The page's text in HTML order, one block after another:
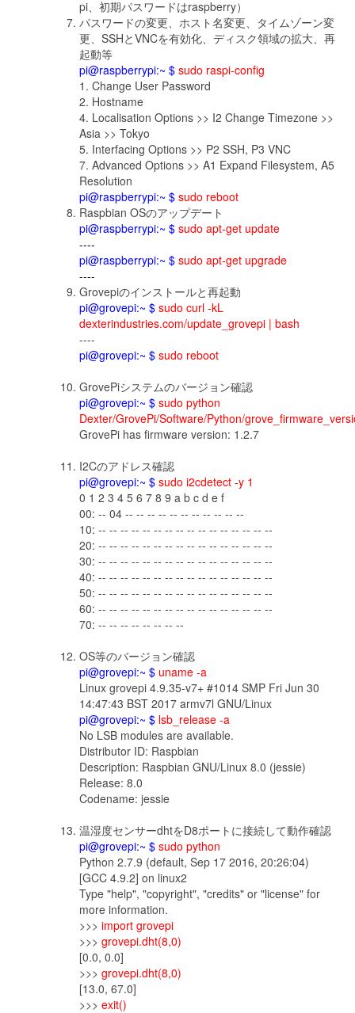
pi、初期パスワードはraspberry）
パスワードの変更、ホスト名変更、タイムゾーン変
更、SSHとVNCを有効化、ディスク領域の拡大、再
起動等
pi@raspberrypi:~ $ sudo raspi-config
1. Change User Password
2. Hostname
4. Localisation Options >> I2 Change Timezone >>
Asia >> Tokyo
5. Interfacing Options >> P2 SSH, P3 VNC
7. Advanced Options >> A1 Expand Filesystem, A5
Resolution
pi@raspberrypi:~ $ sudo reboot
Raspbian OSのアップデート
pi@raspberrypi:~ $ sudo apt-get update
----
pi@raspberrypi:~ $ sudo apt-get upgrade
----
Grovepiのインストールと再起動
pi@grovepi:~ $ sudo curl -kL
dexterindustries.com/update_grovepi | bash
----
pi@grovepi:~ $ sudo reboot
GrovePiシステムのバージョン確認
pi@grovepi:~ $ sudo python
Dexter/GrovePi/Software/Python/
GrovePi has firmware version: 1.2.7
I2Cのアドレス確認
pi@grovepi:~ $ sudo i2cdetect -y 1
0 1 2 3 4 5 6 7 8 9 a b c d e f
00: -- 04 -- -- -- -- -- -- -- -- -- -- --
10: -- -- -- -- -- -- -- -- -- -- -- -- -- -- -- --
20: -- -- -- -- -- -- -- -- -- -- -- -- -- -- -- --
30: -- -- -- -- -- -- -- -- -- -- -- -- -- -- -- --
40: -- -- -- -- -- -- -- -- -- -- -- -- -- -- -- --
50: -- -- -- -- -- -- -- -- -- -- -- -- -- -- -- --
60: -- -- -- -- -- -- -- -- -- -- -- -- -- -- -- --
70: -- -- -- -- -- -- -- --
OS等のバージョン確認
pi@grovepi:~ $ uname -a
Linux grovepi 4.9.35-v7+ #1014 SMP Fri Jun 30
14:47:43 BST 2017 armv7l GNU/Linux
pi@grovepi:~ $ lsb_release -a
No LSB modules are available.
Distributor ID: Raspbian
Description: Raspbian GNU/Linux 8.0 (jessie)
Release: 8.0
Codename: jessie
温湿度センサーdhtをD8ポートに接続して動作確認
pi@grovepi:~ $ sudo python
Python 2.7.9 (default, Sep 17 2016, 20:26:04)
[GCC 4.9.2] on linux2
Type "help", "copyright", "credits" or "license" for
more information.
>>> import grovepi
>>> grovepi.dht(8,0)
[0.0, 0.0]
>>> grovepi.dht(8,0)
[13.0, 67.0]
>>> exit()